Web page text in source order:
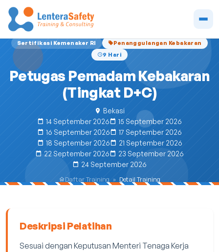
Sertifikasi Kemenaker RI
Penanggulangan Kebakaran
9 Hari
Petugas Pemadam Kebakaran
(Tingkat D+C)
Bekasi
14 September 2026
15 September 2026
16 September 2026
17 September 2026
18 September 2026
21 September 2026
22 September 2026
23 September 2026
24 September 2026
Daftar Training » Detail Training
Deskripsi Pelatihan
Sesuai dengan Keputusan Menteri Tenaga Kerja